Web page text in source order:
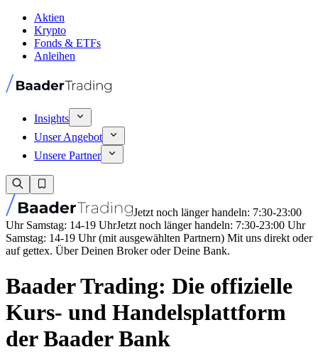
Aktien
Krypto
Fonds & ETFs
Anleihen
Insights
Unser Angebot
Unsere Partner
Jetzt noch länger handeln: 7:30-23:00
Uhr Samstag: 14-19 UhrJetzt noch länger handeln: 7:30-23:00 Uhr
Samstag: 14-19 Uhr (mit ausgewählten Partnern) Mit uns direkt oder
auf gettex. Über Deinen Broker oder Deine Bank.
Baader Trading: Die offizielle
Kurs- und Handelsplattform
der Baader Bank